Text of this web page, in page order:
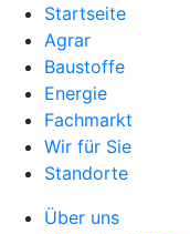
Startseite
Agrar
Baustoffe
Energie
Fachmarkt
Wir für Sie
Standorte
Über uns